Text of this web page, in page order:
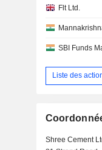
Flt Ltd.
SBI Funds
Liste des
Shree Cement